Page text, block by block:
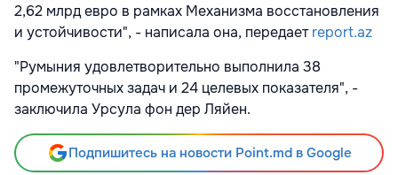
2,62 млрд евро в рамках Механизма восстановления
и устойчивости", - написала она, передаетreport.az
"Румыния удовлетворительно выполнила 38
промежуточных задач и 24 целевых показателя", -
заключила Урсула фон дер Ляйен.
Подпишитесь на новости Point.md в Google